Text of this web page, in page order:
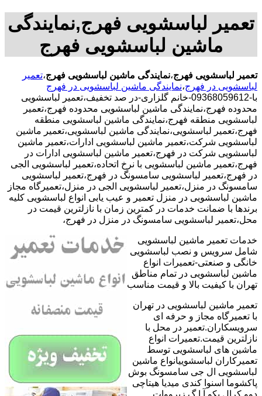
تعمیر لباسشویی فهرج,نمایندگی
ماشین لباسشویی فهرج
تعمیر لباسشویی فهرج،نمایندگی ماشین لباسشویی فهرج،تعمیر
لباسشویی در فهرج،نمایندگی ماشین لباسشویی در فهرج
با-09368059612-خانم گلزاری-در صد تخفیف،تعمیر لباسشویی
محدوده فهرج،نمایندگی ماشین لباسشویی محدوده فهرج،تعمیر
لباسشویی منطقه فهرج،نمایندگی ماشین لباسشویی منطقه
فهرج،تعمیر لباسشویی،نمایندگی ماشین لباسشویی،تعمیر ماشین
لباسشویی شرکت،تعمیر ماشین لباسشویی ادارات،تعمیر ماشین
لباسشویی شرکت در فهرج،تعمیر ماشین لباسشویی ادارات در
فهرج،تعمیر ماشین لباسشویی با نرخ اتحاده،تعمیر لباسشویی الجی
در فهرج،تعمیر لباسشویی سامسونگ در فهرج،تعمیر لباسشویی
سامسونگ در منزل،تعمیر لباسشویی الجی در منزل،تعمیرگاه مجاز
ماشین لباسشویی در منزل تعمیر و عیب یابی انواع لباسشویی کلیه
برندها با ضمانت خدمات در کمترین زمان با نازلترین قیمت در
محل،تعمیر لباسشویی سامسونگ در منزل در فهرج،
خدمات تعمیر ماشین لباسشویی
شامل سرویس و نصب لباسشویی
خانگی و صنعتی-تعمیرات انواع
ماشین لباسشویی در تمام مناطق
تهران با کیفیت بالا و قیمت مناسب
تعمیر ماشین لباسشویی در تهران
با تعمیرگاه مجاز و حرفه ای
سرویسکاران.تعمیر در محل با
نازلترین قیمت.تعمیرات انواع
ماشین های لباسشویی توسط
تعمیرکاران لباسشوییانواع ماشین
لباسشویی ال جی سامسونگ بوش
پاکشوما اسنوا کندی میدیا هیتاچی
دوو کرال بکو آ ا گ زیرووات